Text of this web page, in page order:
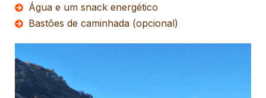
Água e um snack energético
Bastões de caminhada (opcional)